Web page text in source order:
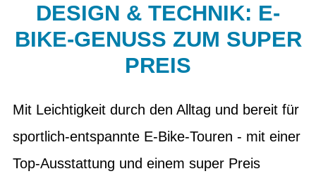
DESIGN & TECHNIK: E-
BIKE-GENUSS ZUM SUPER
PREIS
Mit Leichtigkeit durch den Alltag und bereit für
sportlich-entspannte E-Bike-Touren - mit einer
Top-Ausstattung und einem super Preis